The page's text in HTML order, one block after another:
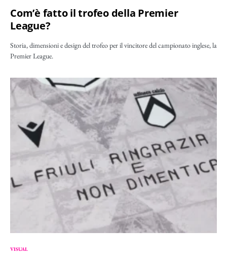
Com’è fatto il trofeo della Premier
League?
Storia, dimensioni e design del trofeo per il vincitore del campionato inglese, la
Premier League.
VISUAL